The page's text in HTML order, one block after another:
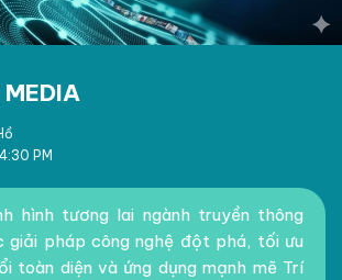
PM
hình tương lai ngành truyền thông
giải pháp công nghệ đột phá, tối ưu
toàn diện và ứng dụng mạnh mẽ Trí